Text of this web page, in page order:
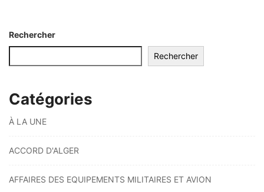
Rechercher
Rechercher
Catégories
À LA UNE
ACCORD D'ALGER
AFFAIRES DES EQUIPEMENTS MILITAIRES ET AVION